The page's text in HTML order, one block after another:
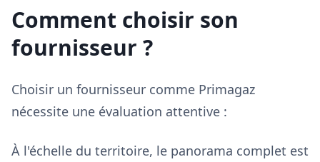
Comment choisir son
fournisseur ?
Choisir un fournisseur comme Primagaz
nécessite une évaluation attentive :
À l'échelle du territoire, le panorama complet est